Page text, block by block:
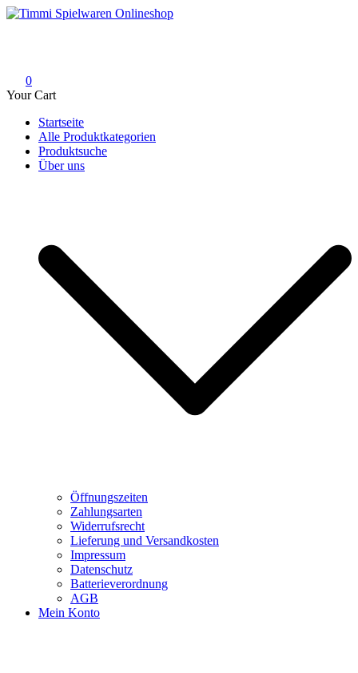
Skip
0
Your Cart
Startseite
Alle Produktkategorien
Produktsuche
Über uns
Öffnungszeiten
Zahlungsarten
Widerrufsrecht
Lieferung und Versandkosten
Impressum
Datenschutz
Batterieverordnung
AGB
Mein Konto